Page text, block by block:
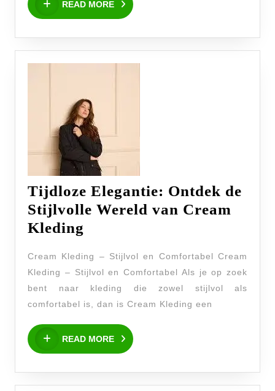
Dag
in
Huis
Kleding
READ MORE
MORE
Tijdloze Elegantie: Ontdek de
Stijlvolle Wereld van Cream
Kleding
Ontdek
de
Stijlvolle
van
Cream
Kleding
Cream Kleding – Stijlvol en Comfortabel Cream
Kleding – Stijlvol en Comfortabel Als je op zoek
bent naar kleding die zowel stijlvol als
comfortabel is, dan is Cream Kleding een
READ MORE
READ
MORE